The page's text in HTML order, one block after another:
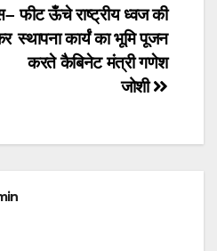
फीट ऊँचे राष्ट्रीय ध्वज की
स्थापना कार्यं का भूमि पूजन
करते कैबिनेट मंत्री गणेश
जोशी